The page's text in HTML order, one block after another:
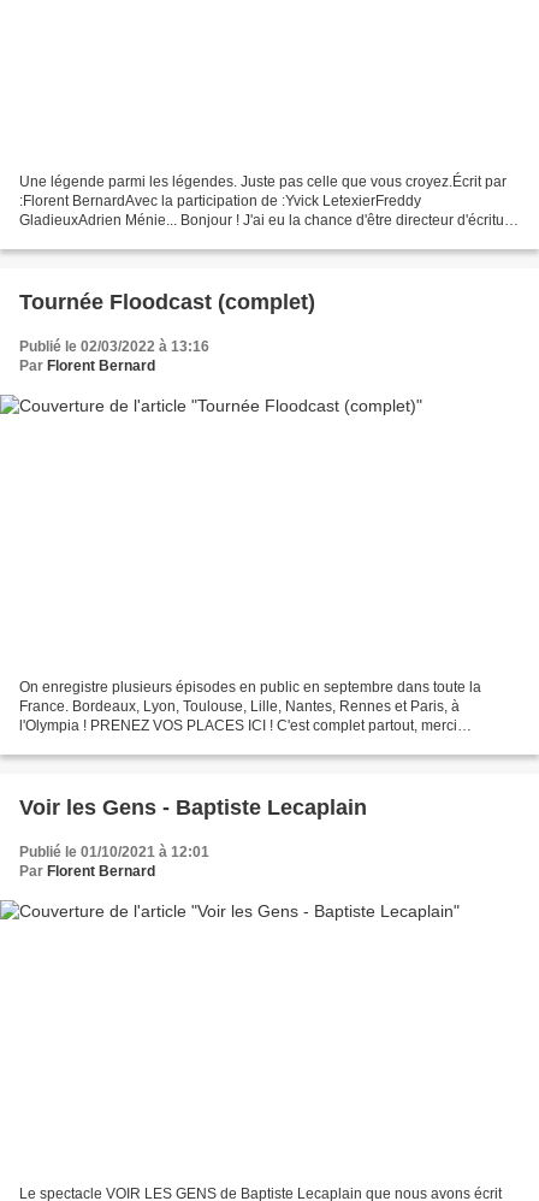
Une légende parmi les légendes. Juste pas celle que vous croyez.Écrit par
:Florent BernardAvec la participation de :Yvick LetexierFreddy
GladieuxAdrien Ménie... Bonjour ! J'ai eu la chance d'être directeur d'écriture
Tournée Floodcast (complet)
Publié le 02/03/2022 à 13:16
Par Florent Bernard
On enregistre plusieurs épisodes en public en septembre dans toute la
France. Bordeaux, Lyon, Toulouse, Lille, Nantes, Rennes et Paris, à
l'Olympia ! PRENEZ VOS PLACES ICI ! C'est complet partout, merci
Voir les Gens - Baptiste Lecaplain
Publié le 01/10/2021 à 12:01
Par Florent Bernard
Le spectacle VOIR LES GENS de Baptiste Lecaplain que nous avons écrit